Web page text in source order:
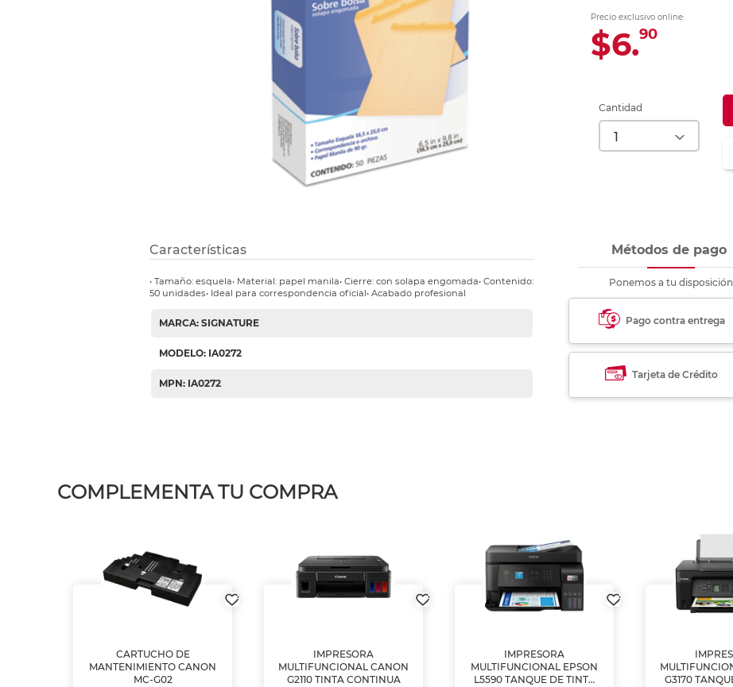
Ver más
Refuerzos para carpeta
Ver más
Ver más
Precio exclusivo online:
$6.90
Cantidad
Características
• Tamaño: esquela• Material: papel manila• Cierre: con solapa engomada• Contenido:
50 unidades• Ideal para correspondencia oficial• Acabado profesional
MARCA: SIGNATURE
MODELO: IA0272
MPN: IA0272
Métodos de pago
Ponemos a tu
Pago contra entrega
Tarjeta de Crédito
COMPLEMENTA TU COMPRA
CARTUCHO DE
MANTENIMIENTO CANON
MC-G02
IMPRESORA
MULTIFUNCIONAL CANON
G2110 TINTA CONTINUA
IMPRESORA
MULTIFUNCIONAL EPSON
L5590 TANQUE DE TINTA
G3170